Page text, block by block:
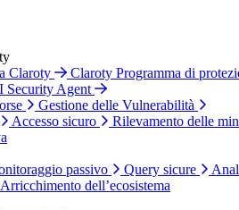
Claroty
Claroty Programma di
Security Agent
Gestione delle Vulnerabilità
Accesso sicuro
Rilevamento delle
passivo Query sicure
Arricchimento dell’ecosistema